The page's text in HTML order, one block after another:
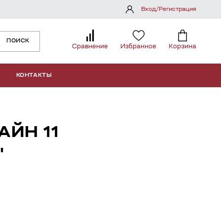
ПОИСК
Сравнение Избранное Корзина
КОНТАКТЫ
Вход/Регистрация
11